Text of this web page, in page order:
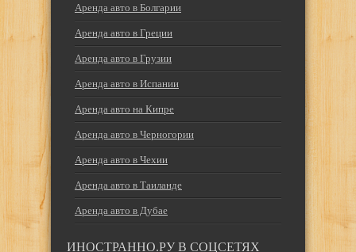
Аренда авто в Болгарии
Аренда авто в Греции
Аренда авто в Грузии
Аренда авто в Испании
Аренда авто на Кипре
Аренда авто в Черногории
Аренда авто в Чехии
Аренда авто в Таиланде
Аренда авто в Дубае
ИНОСТРАННО.РУ В СОЦСЕТЯХ